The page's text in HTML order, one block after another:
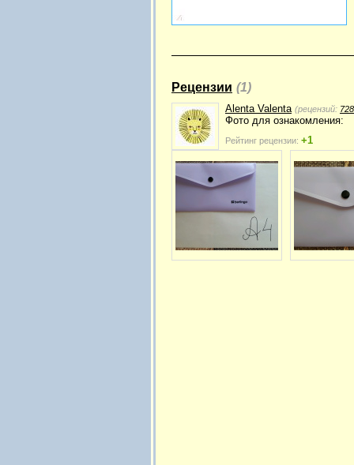
Рецензии (1)
Alenta Valenta (рецензий: 728
Фото для ознакомления:
Рейтинг рецензии: +1